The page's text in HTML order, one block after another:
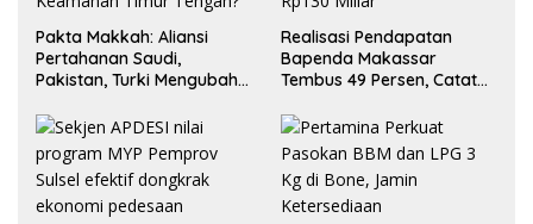
Pakta Makkah: Aliansi
Pertahanan Saudi,
Pakistan, Turki Mengubah
Tengah?
Realisasi Pendapatan
Bapenda Makassar
Tembus 49 Persen, Catat